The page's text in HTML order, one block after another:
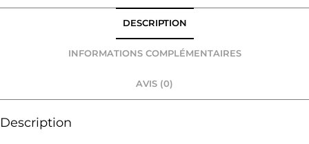
DESCRIPTION
INFORMATIONS COMPLÉMENTAIRES
AVIS (0)
Description